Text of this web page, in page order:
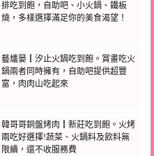
排吃到飽，自助吧、小火鍋、鐵板
燒，多樣選擇滿足你的美食渴望！
藝爐晏┃汐止火鍋吃到飽。賞畫吃火
鍋兩者同時擁有，自助吧提供超豐
富，肉肉山吃起來
韓哥哥銅盤烤肉┃新莊吃到飽。火烤
兩吃好選擇!蔬菜、火鍋料及飲料無
限續，還不收服務費